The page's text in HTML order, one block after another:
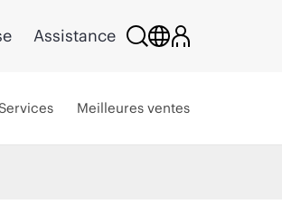
Assistance
Services Meilleures ventes